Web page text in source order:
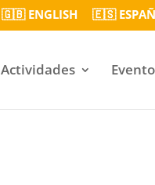
🇬🇧 ENGLISH 🇪🇸
Actividades